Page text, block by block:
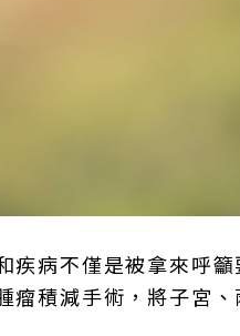
疾病不僅是被拿來呼
瘤積減手術，將子宮